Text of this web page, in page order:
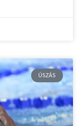
ÚSZÁS